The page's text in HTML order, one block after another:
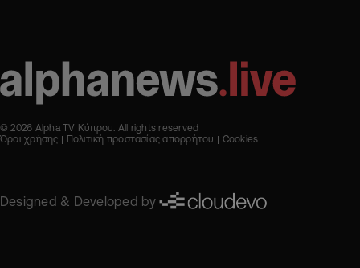
© 2026 Alpha TV Κύπρου. All rights reserved
Όροι χρήσης
Πολιτική προστασίας απορρήτου Cookies
Designed & Developed by